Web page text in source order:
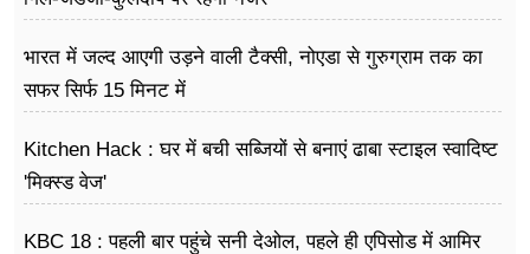
भारत में जल्द आएगी उड़ने वाली टैक्सी, नोएडा से गुरुग्राम तक का
सफर सिर्फ 15 मिनट में
Kitchen Hack : घर में बची सब्जियों से बनाएं ढाबा स्टाइल स्वादिष्ट
'मिक्स्ड वेज'
KBC 18 : पहली बार पहुंचे सनी देओल, पहले ही एपिसोड में आमिर